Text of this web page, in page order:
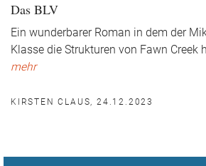
Das BLV
Ein wunderbarer Roman in dem der
Klasse die Strukturen von Fawn Creek
mehr
KIRSTEN CLAUS, 24.12.2023